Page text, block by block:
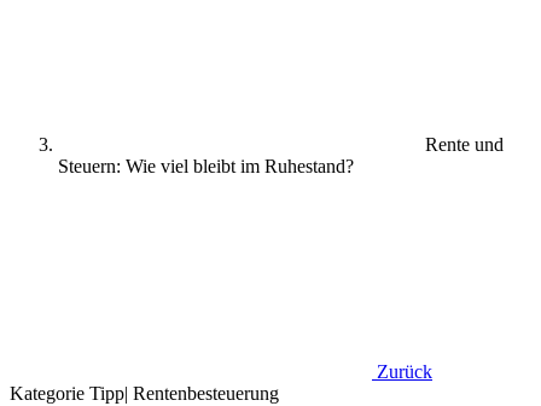
Rente und
Steuern: Wie viel bleibt im Ruhestand?
Zurück
Kategorie Tipp| Rentenbesteuerung